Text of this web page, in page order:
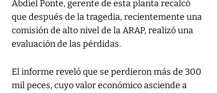
Abdiel Ponte, gerente de esta planta recalcó
que después de la tragedia, recientemente una
comisión de alto nivel de la ARAP, realizó una
evaluación de las pérdidas.
El informe reveló que se perdieron más de 300
mil peces, cuyo valor económico asciende a